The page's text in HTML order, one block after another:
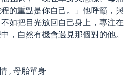
的重點是你自己。」他呼籲，與
如把目光放回自己身上，專注在
，自然有機會遇見那個對的他。
, 母胎單身